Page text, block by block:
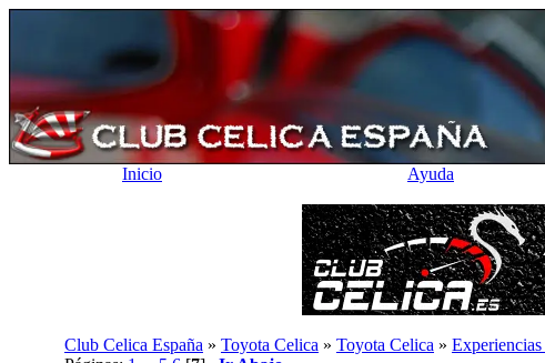
Inicio Ayuda
Club Celica España » Toyota Celica » Toyota Celica »